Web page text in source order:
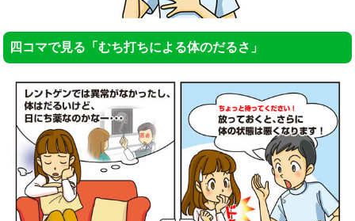
四コマで見る「むち打ちによる体のだるさ」